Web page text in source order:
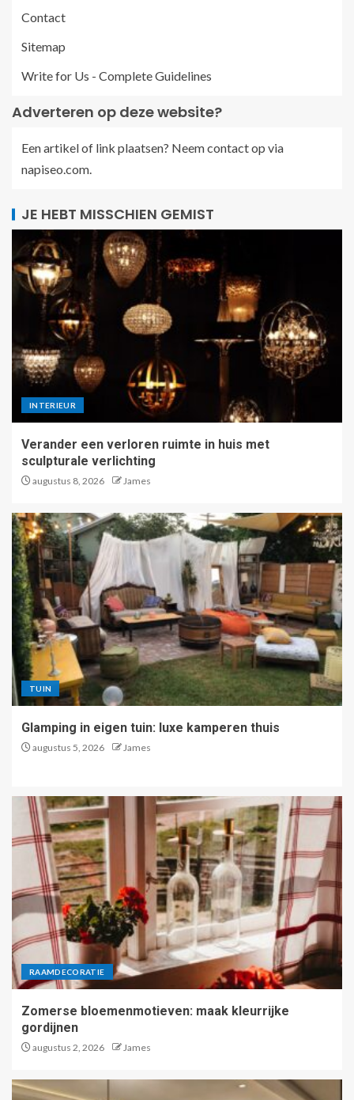
Contact
Sitemap
Write for Us - Complete Guidelines
Adverteren op deze website?
Een artikel of link plaatsen? Neem contact op via
napiseo.com
JE HEBT MISSCHIEN GEMIST
INTERIEUR
Verander een verloren ruimte in huis met
sculpturale verlichting
augustus 8, 2026 James
TUIN
Glamping in eigen tuin: luxe kamperen thuis
augustus 5, 2026 James
RAAMDECORATIE
Zomerse bloemenmotieven: maak kleurrijke
gordijnen
augustus 2, 2026 James